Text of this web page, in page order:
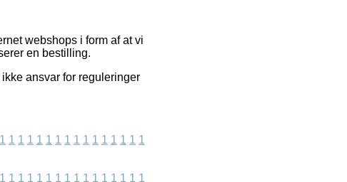
webshops i form af at vi
en bestilling.
ansvar for reguleringer
1 1 1 1 1 1 1 1 1 1 1 1 1 1 1 1
1 1 1 1 1 1 1 1 1 1 1 1 1 1 1 1